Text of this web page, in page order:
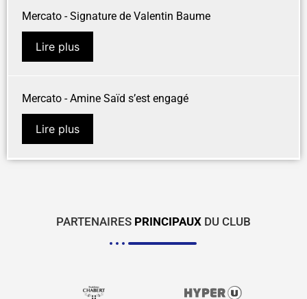
Mercato - Signature de Valentin Baume
Lire plus
Mercato - Amine Saïd s’est engagé
Lire plus
PARTENAIRES PRINCIPAUX DU CLUB